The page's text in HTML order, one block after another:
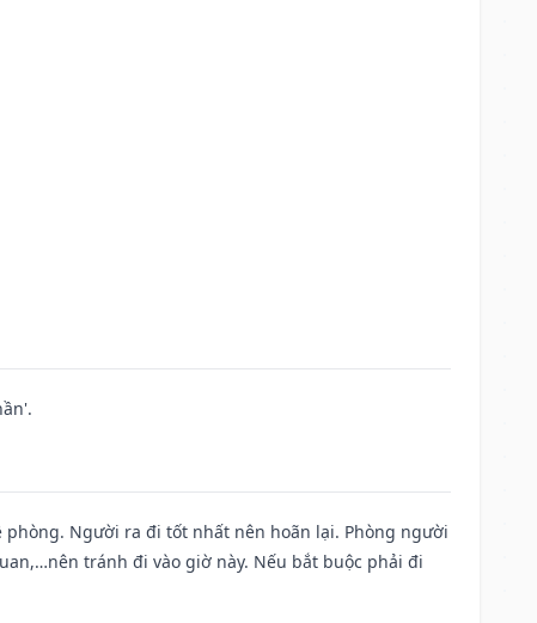
Người ra đi tốt nhất nên hoãn lại. Phòng người
tránh đi vào giờ này. Nếu bắt buộc phải đi